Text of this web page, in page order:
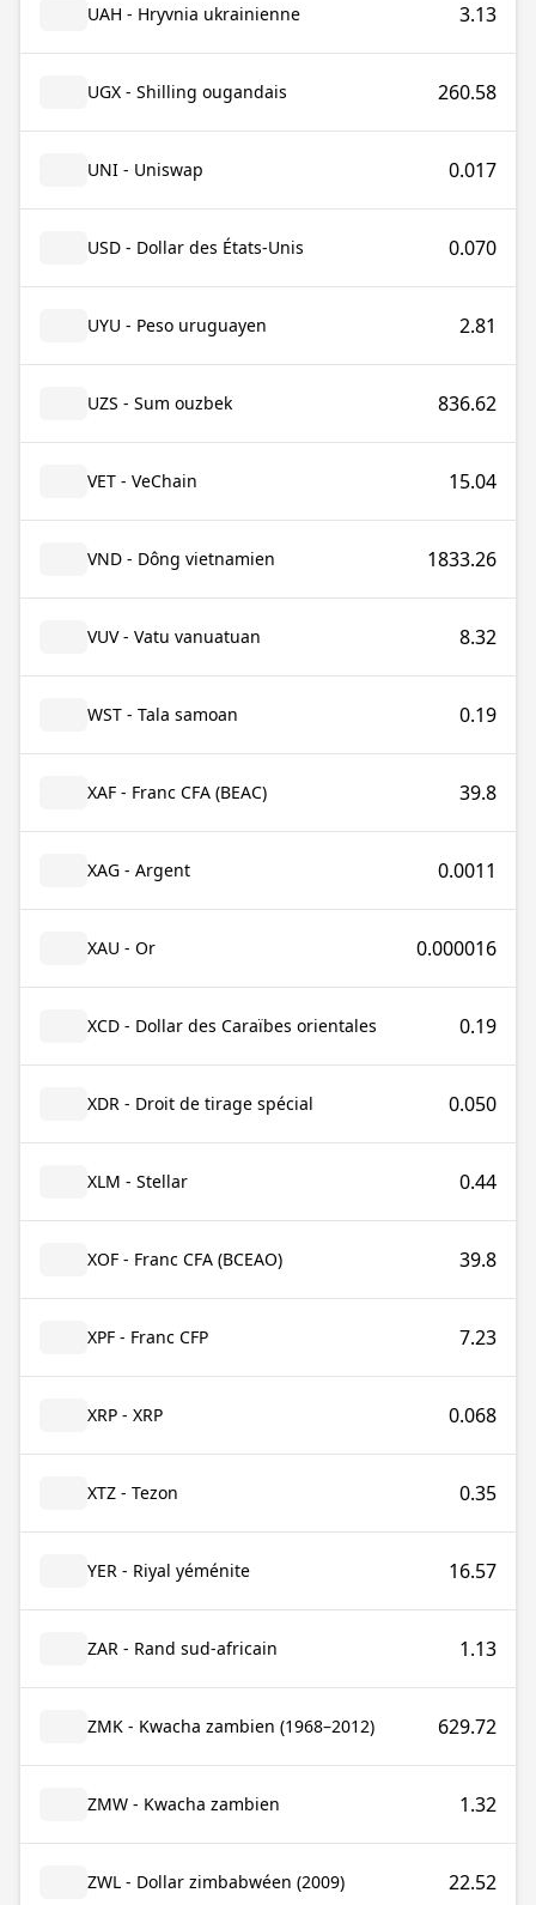
UAH - Hryvnia ukrainienne 3.13
UGX - Shilling ougandais 260.58
UNI - Uniswap 0.017
USD - Dollar des États-Unis 0.070
UYU - Peso uruguayen 2.81
UZS - Sum ouzbek 836.62
VET - VeChain 15.04
VND - Dông vietnamien 1833.26
VUV - Vatu vanuatuan 8.32
WST - Tala samoan 0.19
XAF - Franc CFA (BEAC) 39.8
XAG - Argent 0.0011
XAU - Or 0.000016
XCD - Dollar des Caraïbes orientales 0.19
XDR - Droit de tirage spécial 0.050
XLM - Stellar 0.44
XOF - Franc CFA (BCEAO) 39.8
XPF - Franc CFP 7.23
XRP - XRP 0.068
XTZ - Tezon 0.35
YER - Riyal yéménite 16.57
ZAR - Rand sud-africain 1.13
ZMK - Kwacha zambien (1968–2012) 629.72
ZMW - Kwacha zambien 1.32
ZWL - Dollar zimbabwéen (2009) 22.52